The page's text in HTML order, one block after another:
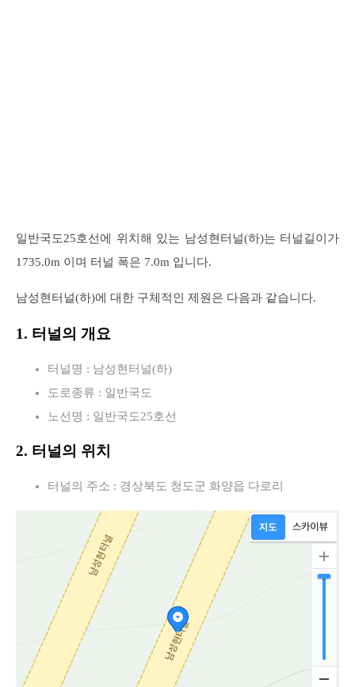
일반국도25호선에 위치해 있는 남성현터널(하)는 터널길이가
1735.0m 이며 터널 폭은 7.0m 입니다.
남성현터널(하)에 대한 구체적인 제원은 다음과 같습니다.
1. 터널의 개요
터널명 : 남성현터널(하)
도로종류 : 일반국도
노선명 : 일반국도25호선
2. 터널의 위치
터널의 주소 : 경상북도 청도군 화양읍 다로리